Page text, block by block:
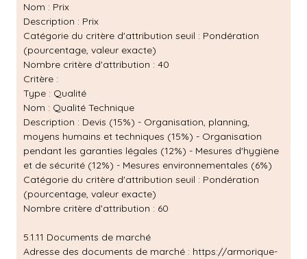
Nom : Prix
Description : Prix
Catégorie du critère d'attribution seuil : Pondération
(pourcentage, valeur exacte)
Nombre critère d'attribution : 40
Critère :
Type : Qualité
Nom : Qualité Technique
Description : Devis (15%) - Organisation, planning,
moyens humains et techniques (15%) - Organisation
pendant les garanties légales (12%) - Mesures d'hygiène
et de sécurité (12%) - Mesures environnementales (6%)
Catégorie du critère d'attribution seuil : Pondération
(pourcentage, valeur exacte)
Nombre critère d'attribution : 60
5.1.11 Documents de marché
Adresse des documents de marché : https://armorique-